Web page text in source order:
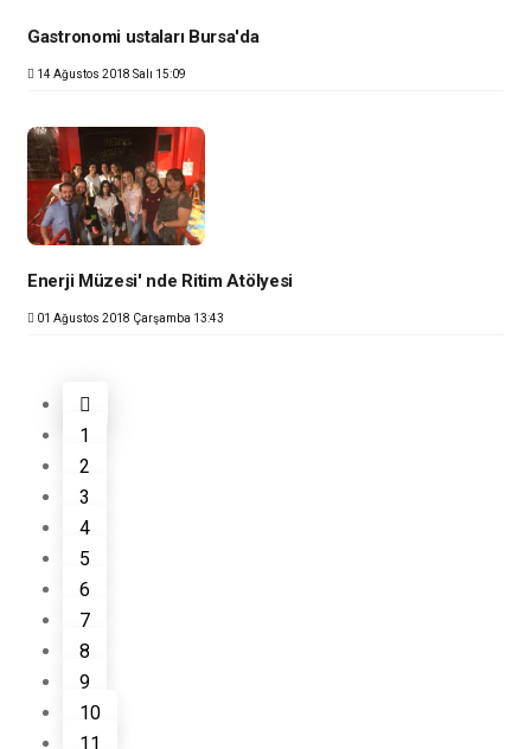
Gastronomi ustaları Bursa'da
14 Ağustos 2018 Salı 15:09
Enerji Müzesi' nde Ritim Atölyesi
01 Ağustos 2018 Çarşamba 13:43
1
2
3
4
5
6
7
8
9
10
11